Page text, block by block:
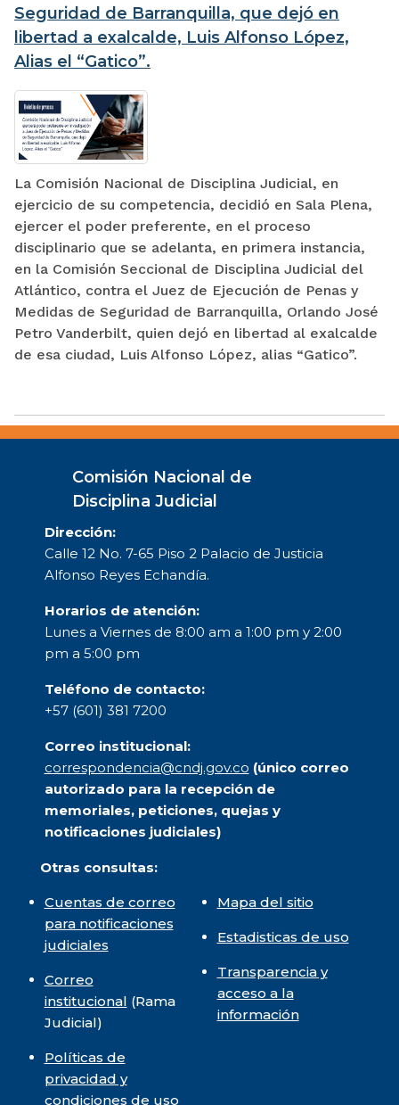
Seguridad de Barranquilla, que dejó en
libertad a exalcalde, Luis Alfonso López,
Alias el “Gatico”.
La Comisión Nacional de Disciplina Judicial, en
ejercicio de su competencia, decidió en Sala Plena,
ejercer el poder preferente, en el proceso
disciplinario que se adelanta, en primera instancia,
en la Comisión Seccional de Disciplina Judicial del
Atlántico, contra el Juez de Ejecución de Penas y
Medidas de Seguridad de Barranquilla, Orlando José
Petro Vanderbilt, quien dejó en libertad al exalcalde
de esa ciudad, Luis Alfonso López, alias “Gatico”.
Comisión Nacional de
Disciplina Judicial
Dirección:
Calle 12 No. 7-65 Piso 2 Palacio de Justicia
Alfonso Reyes Echandía.
Horarios de atención:
Lunes a Viernes de 8:00 am a 1:00 pm y 2:00
pm a 5:00 pm
Teléfono de contacto:
+57 (601) 381 7200
Correo institucional:
correspondencia@cndj.gov.co (único correo
autorizado para la recepción de
memoriales, peticiones, quejas y
notificaciones judiciales)
Otras consultas:
Cuentas de correo
para notificaciones
judiciales
Correo
institucional (Rama
Judicial)
Políticas de
privacidad y
condiciones de uso
Mapa del sitio
Estadisticas de uso
Transparencia y
acceso a la
información